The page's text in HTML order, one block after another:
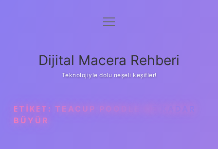
Anasayfa
Yasal Uyarı
menüyü
Dijital Macera Rehberi
Teknolojiyle dolu neşeli keşifler!
ETIKET: TEACUP POODLE NE KADAR
BÜYÜR